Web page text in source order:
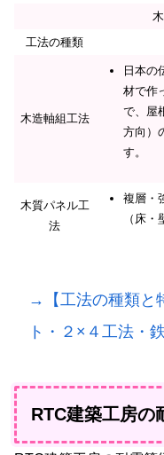
工法の種類
木造軸組工法
日本の
材で作
で、屋
方向）
す。
木質パネル工
法
複層・
（床
→【工法の種類と
ト・２×４工法・
RTC建築工房の